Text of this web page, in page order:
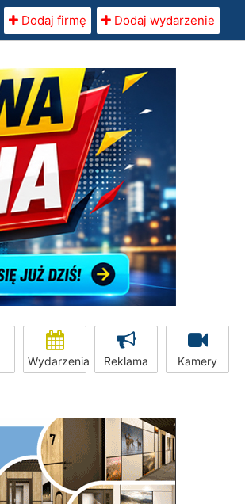
Dodaj firmę Dodaj wydarzenie
Wydarzenia Reklama Kamery